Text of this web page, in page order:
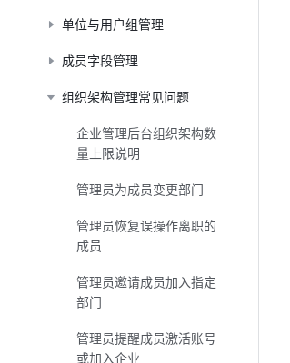
单位与用户组管理
成员字段管理
组织架构管理常见问题
企业管理后台组织架构数
量上限说明
管理员为成员变更部门
管理员恢复误操作离职的
成员
管理员邀请成员加入指定
部门
管理员提醒成员激活账号
或加入企业